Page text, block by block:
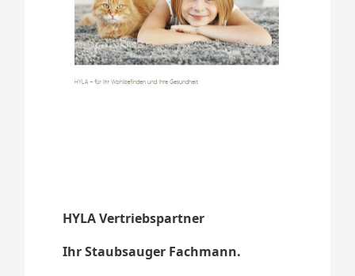
HYLA Vertriebspartner
Ihr Staubsauger Fachmann.